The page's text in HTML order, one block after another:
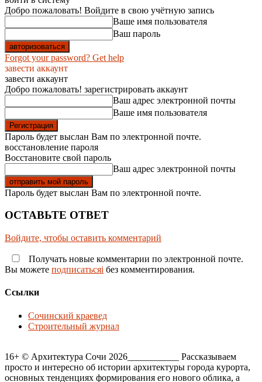
Добро пожаловать! Войдите в свою учётную запись
Ваше имя пользователя
Ваш пароль
Forgot your password? Get help
завести аккаунт
завести аккаунт
Добро пожаловать! зарегистрировать аккаунт
Ваш адрес электронной почты
Ваше имя пользователя
Пароль будет выслан Вам по электронной почте.
восстановление пароля
Восстановите свой пароль
Ваш адрес электронной почты
Пароль будет выслан Вам по электронной почте.
ОСТАВЬТЕ ОТВЕТ
Войдите, чтобы оставить комментарий
Получать новые комментарии по электронной почте.
Вы можете подписатьсяi без комментирования.
Ссылки
Сочинский краевед
Строительный журнал
16+ © Архитектура Сочи 2026___________ Рассказываем
просто и интересно об истории архитектуры города курорта,
основных тенденциях формирования его нового облика, а